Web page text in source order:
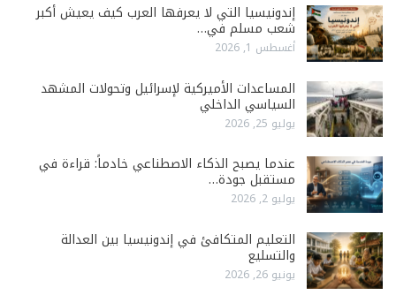
إندونيسيا التي لا يعرفها العرب كيف يعيش أكبر
شعب مسلم في…
أغسطس 1, 2026
المساعدات الأميركية لإسرائيل وتحولات المشهد
السياسي الداخلي
يوليو 25, 2026
عندما يصبح الذكاء الاصطناعي خادماً: قراءة في
مستقبل جودة…
يوليو 2, 2026
التعليم المتكافئ في إندونيسيا بين العدالة
والتسليع
يونيو 26, 2026